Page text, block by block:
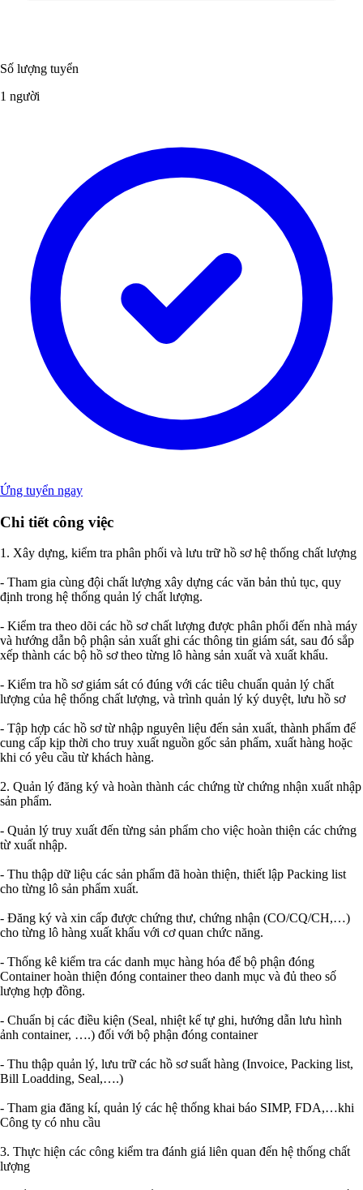
Số lượng tuyển
1 người
Ứng tuyển ngay
Chi tiết công việc
1. Xây dựng, kiểm tra phân phối và lưu trữ hồ sơ hệ thống chất lượng
- Tham gia cùng đội chất lượng xây dựng các văn bản thủ tục, quy
định trong hệ thống quản lý chất lượng.
- Kiểm tra theo dõi các hồ sơ chất lượng được phân phối đến nhà máy
và hướng dẫn bộ phận sản xuất ghi các thông tin giám sát, sau đó sắp
xếp thành các bộ hồ sơ theo từng lô hàng sản xuất và xuất khẩu.
- Kiểm tra hồ sơ giám sát có đúng với các tiêu chuẩn quản lý chất
lượng của hệ thống chất lượng, và trình quản lý ký duyệt, lưu hồ sơ
- Tập hợp các hồ sơ từ nhập nguyên liệu đến sản xuất, thành phẩm để
cung cấp kịp thời cho truy xuất nguồn gốc sản phẩm, xuất hàng hoặc
khi có yêu cầu từ khách hàng.
2. Quản lý đăng ký và hoàn thành các chứng từ chứng nhận xuất nhập
sản phẩm.
- Quản lý truy xuất đến từng sản phẩm cho việc hoàn thiện các chứng
từ xuất nhập.
- Thu thập dữ liệu các sản phẩm đã hoàn thiện, thiết lập Packing list
cho từng lô sản phẩm xuất.
- Đăng ký và xin cấp được chứng thư, chứng nhận (CO/CQ/CH,…)
cho từng lô hàng xuất khẩu với cơ quan chức năng.
- Thống kê kiểm tra các danh mục hàng hóa để bộ phận đóng
Container hoàn thiện đóng container theo danh mục và đủ theo số
lượng hợp đồng.
- Chuẩn bị các điều kiện (Seal, nhiệt kế tự ghi, hướng dẫn lưu hình
ảnh container, ….) đối với bộ phận đóng container
- Thu thập quản lý, lưu trữ các hồ sơ suất hàng (Invoice, Packing list,
Bill Loadding, Seal,….)
- Tham gia đăng kí, quản lý các hệ thống khai báo SIMP, FDA,…khi
Công ty có nhu cầu
3. Thực hiện các công kiểm tra đánh giá liên quan đến hệ thống chất
lượng